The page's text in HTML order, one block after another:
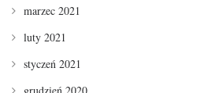
marzec 2021
luty 2021
styczeń 2021